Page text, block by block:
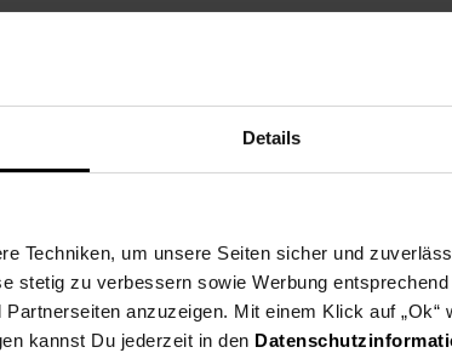
Details
Techniken, um unsere Seiten sicher und
stetig zu verbessern sowie Werbung
anzuzeigen. Mit einem Klick auf „Ok“
kannst Du jederzeit in den
60Hz (LED-Spiegel)